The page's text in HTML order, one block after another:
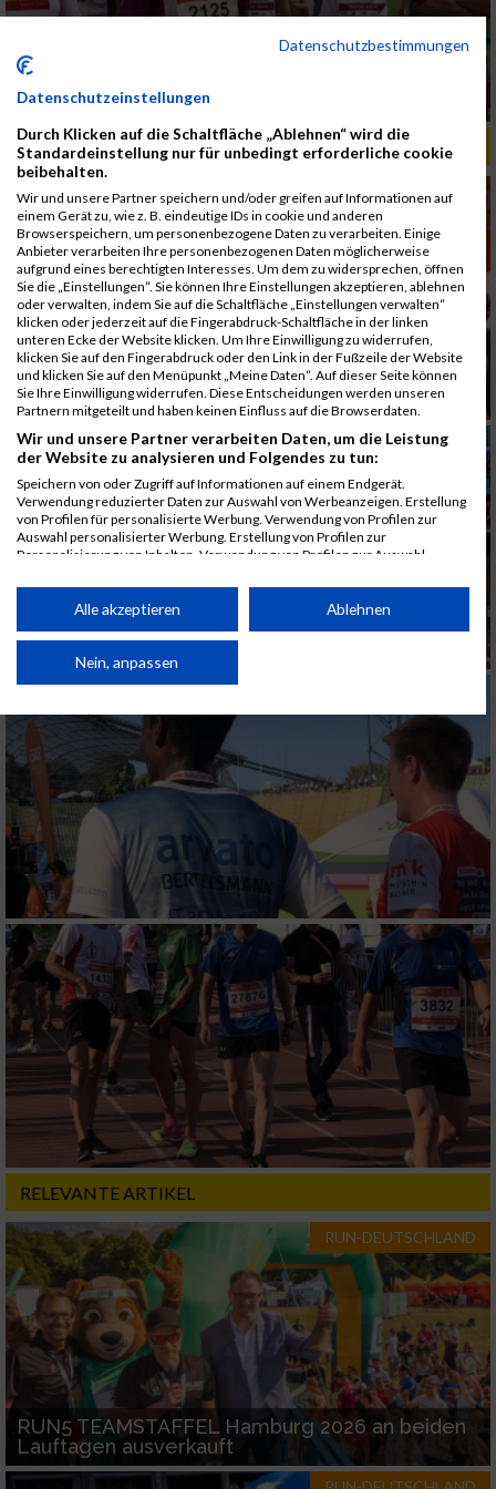
ALBUM B2RUN MÜNCHEN, B2RUN / 16.07.2019
RELEVANTE ARTIKEL
RUN-DEUTSCHLAND
RUN5 TEAMSTAFFEL Hamburg 2026 an beiden
Lauftagen ausverkauft
Datenschutzbestimmungen
Datenschutzeinstellungen
Durch Klicken auf die Schaltfläche „Ablehnen“ wird die
Standardeinstellung nur für unbedingt erforderliche cookie
beibehalten.
Wir und unsere Partner speichern und/oder greifen auf Informationen auf
einem Gerät zu, wie z. B. eindeutige IDs in cookie und anderen
Browserspeichern, um personenbezogene Daten zu verarbeiten. Einige
Anbieter verarbeiten Ihre personenbezogenen Daten möglicherweise
aufgrund eines berechtigten Interesses. Um dem zu widersprechen, öffnen
Sie die „Einstellungen“. Sie können Ihre Einstellungen akzeptieren, ablehnen
oder verwalten, indem Sie auf die Schaltfläche „Einstellungen verwalten“
klicken oder jederzeit auf die Fingerabdruck-Schaltfläche in der linken
unteren Ecke der Website klicken. Um Ihre Einwilligung zu widerrufen,
klicken Sie auf den Fingerabdruck oder den Link in der Fußzeile der Website
und klicken Sie auf den Menüpunkt „Meine Daten“. Auf dieser Seite können
Sie Ihre Einwilligung widerrufen. Diese Entscheidungen werden unseren
Partnern mitgeteilt und haben keinen Einfluss auf die Browserdaten.
Wir und unsere Partner verarbeiten Daten, um die Leistung
der Website zu analysieren und Folgendes zu tun:
Speichern von oder Zugriff auf Informationen auf einem Endgerät.
Verwendung reduzierter Daten zur Auswahl von Werbeanzeigen. Erstellung
von Profilen für personalisierte Werbung. Verwendung von Profilen zur
Auswahl personalisierter Werbung. Erstellung von Profilen zur
Personalisierung von Inhalten. Verwendung von Profilen zur Auswahl
Performance von Inhalten. Analyse von Zielgruppen durch Statistiken oder
Kombinationen von Daten aus verschiedenen Quellen. Entwicklung und
von Inhalten.
Daten können außerhalb der Europäischen Union weitergegeben und in die
Website/App.
Partnerliste anzeigen (1 IAB-Anbieter)
Wir nutzen Ihre Daten für folgende Zwecke:
IAB-Verarbeitungszwecke:
Speichern von oder Zugriff auf Informationen
auf einem Endgerät
Verwendung reduzierter Daten zur Auswahl
von Werbeanzeigen
Erstellung von Profilen für personalisierte
Werbung
Verwendung von Profilen zur Auswahl
personalisierter Werbung
Erstellung von Profilen zur Personalisierung
von Inhalten
Verwendung von Profilen zur Auswahl
personalisierter Inhalte
Messung der Werbeleistung
Messung der Performance von Inhalten
Analyse von Zielgruppen durch Statistiken
oder Kombinationen von Daten aus
verschiedenen Quellen
Alle akzeptieren Ablehnen
Nein, anpassen